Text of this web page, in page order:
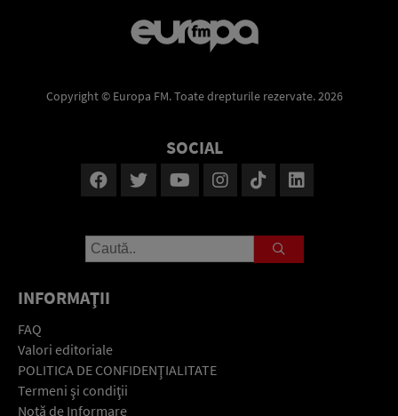
Copyright © Europa FM. Toate drepturile rezervate. 2026
SOCIAL
INFORMAŢII
FAQ
Valori editoriale
POLITICA DE CONFIDENŢIALITATE
Termeni şi condiţii
Notă de Informare